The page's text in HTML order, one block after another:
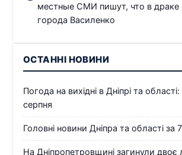
местные СМИ пишут, что в
города Василенко
ОСТАННІ НОВИНИ
Погода на вихідні в Дніпрі та
серпня
Головні новини Дніпра та області за
На Дніпропетровщині загинули